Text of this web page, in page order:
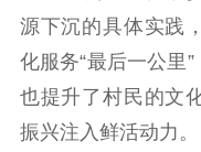
新时代公民素养
源下沉的具体实践
化服务“最后一公里
也提升了村民的文
振兴注入鲜活动力。